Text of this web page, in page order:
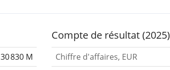
30 830 M
Compte de résultat (2025)
Chiffre d'affaires, EUR